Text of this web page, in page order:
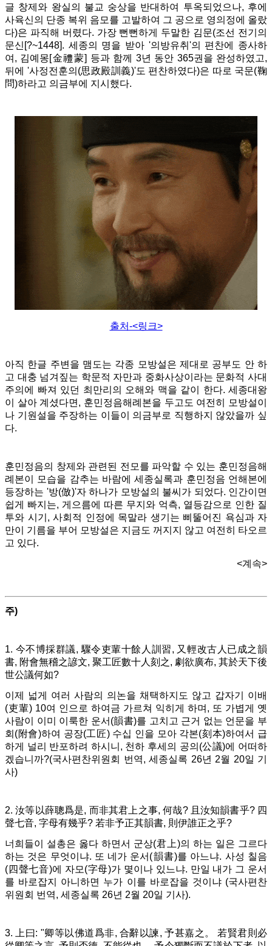
글 창제와 왕실의 불교 숭상을 반대하여 투옥되었으나, 후에
사육신의 단종 복위 음모를 고발하여 그 공으로 영의정에 올랐
다)은 파직해 버렸다. 가장 뻔뻔하게 두말한 김문(조선 전기의
문신[?~1448]. 세종의 명을 받아 '의방유취'의 편찬에 종사하
여, 김예몽[金禮蒙] 등과 함께 3년 동안 365권을 완성하였고,
뒤에 '사정전훈의(思政殿訓義)'도 편찬하였다)은 따로 국문(鞠
問)하라고 의금부에 지시했다.
출처-<링크>
아직 한글 주변을 맴도는 각종 모방설은 제대로 공부도 안 하
고 대충 넘겨짚는 학문적 자만과 중화사상이라는 문화적 사대
주의에 빠져 있던 최만리의 오해와 맥을 같이 한다. 세종대왕
이 살아 계셨다면, 훈민정음해례본을 두고도 여전히 모방설이
나 기원설을 주장하는 이들이 의금부로 직행하지 않았을까 싶
다.
훈민정음의 창제와 관련된 전모를 파악할 수 있는 훈민정음해
례본이 모습을 감추는 바람에 세종실록과 훈민정음 언해본에
등장하는 '방(倣)'자 하나가 모방설의 불씨가 되었다. 인간이면
쉽게 빠지는, 게으름에 따른 무지와 억측, 열등감으로 인한 질
투와 시기, 사회적 인정에 목말라 생기는 삐뚤어진 욕심과 자
만이 기름을 부어 모방설은 지금도 꺼지지 않고 여전히 타오르
고 있다.
<계속>
주)
1. 今不博採群議, 驟令吏輩十餘人訓習, 又輕改古人已成之韻
書, 附會無稽之諺文, 聚工匠數十人刻之, 劇欲廣布, 其於天下後
世公議何如?
이제 넓게 여러 사람의 의논을 채택하지도 않고 갑자기 이배
(吏輩) 10여 인으로 하여금 가르쳐 익히게 하며, 또 가볍게 옛
사람이 이미 이룩한 운서(韻書)를 고치고 근거 없는 언문을 부
회(附會)하여 공장(工匠) 수십 인을 모아 각본(刻本)하여서 급
하게 널리 반포하려 하시니, 천하 후세의 공의(公議)에 어떠하
겠습니까?(국사편찬위원회 번역, 세종실록 26년 2월 20일 기
사)
2. 汝等以薛聰爲是, 而非其君上之事, 何哉? 且汝知韻書乎? 四
聲七音, 字母有幾乎? 若非予正其韻書, 則伊誰正之乎?
너희들이 설총은 옳다 하면서 군상(君上)의 하는 일은 그르다
하는 것은 무엇이냐. 또 네가 운서(韻書)를 아느냐. 사성 칠음
(四聲七音)에 자모(字母)가 몇이나 있느냐. 만일 내가 그 운서
를 바로잡지 아니하면 누가 이를 바로잡을 것이냐 (국사편찬
위원회 번역, 세종실록 26년 2월 20일 기사).
3. 上曰: "卿等以佛道爲非, 合辭以諫, 予甚嘉之。 若賢君則必